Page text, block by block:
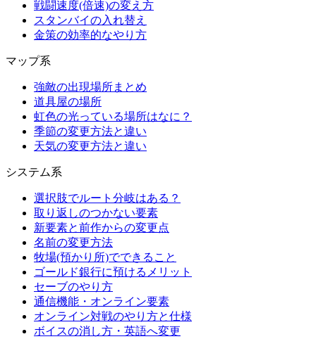
戦闘速度(倍速)の変え方
スタンバイの入れ替え
金策の効率的なやり方
マップ系
強敵の出現場所まとめ
道具屋の場所
虹色の光っている場所はなに？
季節の変更方法と違い
天気の変更方法と違い
システム系
選択肢でルート分岐はある？
取り返しのつかない要素
新要素と前作からの変更点
名前の変更方法
牧場(預かり所)でできること
ゴールド銀行に預けるメリット
セーブのやり方
通信機能・オンライン要素
オンライン対戦のやり方と仕様
ボイスの消し方・英語へ変更